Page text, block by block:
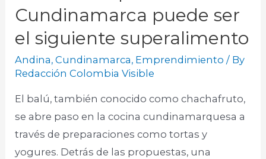
Cundinamarca puede ser
el siguiente superalimento
Andina,Cundinamarca, Emprendimiento / By
Redacción Colombia Visible
El balú, también conocido como chachafruto,
se abre paso en la cocina cundinamarquesa a
través de preparaciones como tortas y
yogures. Detrás de las propuestas, una